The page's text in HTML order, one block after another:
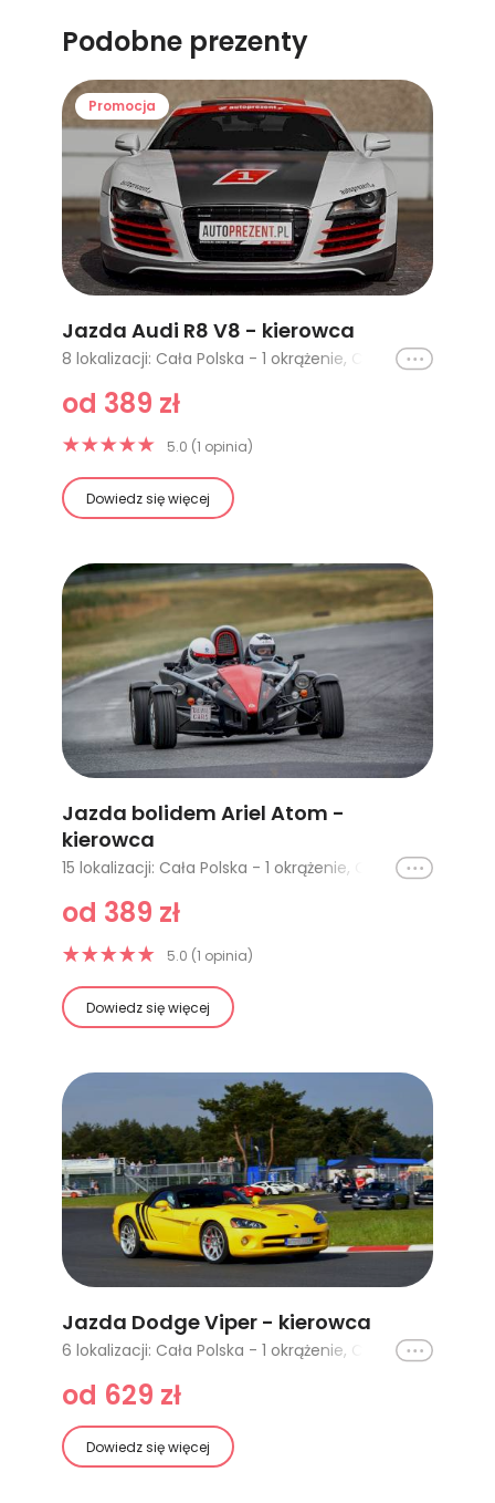
Podobne prezenty
Promocja
Jazda Audi R8 V8 - kierowca
8 lokalizacji: Cała Polska - 1 okrążenie, Cała Polska - 2 okrążenia, Cała Polska - 4 okrążenia, Cała Polska - 3 okrążenia, Poznań tor Główny - 1 okrążenie, Poznań tor Główny - 2 okrążenia, Silesia Ring tor Główny - 1 okrążenie, Silesia Ring tor Główny - 2 okrążenia
Ikona
od 389 zł
5.0 (1 opinia)
Dowiedz się więcej
Jazda bolidem Ariel Atom -
kierowca
15 lokalizacji: Cała Polska - 1 okrążenie, Cała Polska - 2 okrążenia, Cała Polska - 3 okrążenia, Cała Polska - 4 okrążenia, Tor Ułęż (Warszawa, Lublin) - 1 okrążenie, Tor Bednary (Poznań) - 1 okrążenie, Tor Słomczyn (Warszawa) - 1 okrążenie, Poznań Karting - 1 okrążenie, Tor Jastrząb (Radom, Kielce) - 1 okrążenie, Tor Kraków - 1 okrążenie, Tor Łódź - 1 okrążenie, Tor Krzywa Wrocław - 1 okrążenie, Tor Gdańsk Pszczółki - 1 okrążenie, Tor Słabomierz (Warszawa) - 1 okrążenie, Tor Modlin (Warszawa) - 1 okrążenie
Ikona
od 389 zł
5.0 (1 opinia)
Dowiedz się więcej
Jazda Dodge Viper - kierowca
6 lokalizacji: Cała Polska - 1 okrążenie, Cała Polska - 2 okrążenia, Cała Polska - 3 okrążenia, Cała Polska - 4 okrążenia, Poznań Główny - 1 okrążenie, Poznań Główny - 2 okrążenia
Ikona
od 629 zł
Dowiedz się więcej